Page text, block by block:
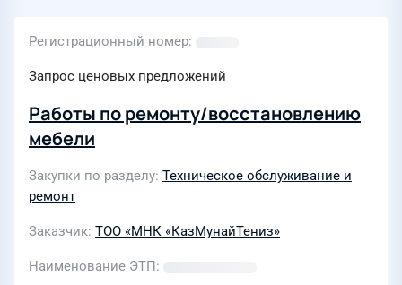
Регистрационный номер
Запрос ценовых предложений
Работы по ремонту/восстановлению
мебели
Закупки по разделу Техническое обслуживание и
ремонт
Заказчик ТОО «МНК «КазМунайТениз»
Наименование ЭТП